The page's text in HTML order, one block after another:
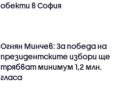
обекти в София
Огнян Минчев: За победа на
президентските избори ще
трябват минимум 1,2 млн.
гласа